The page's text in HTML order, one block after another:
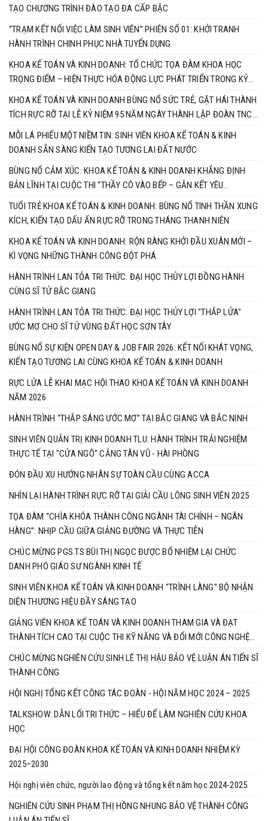
TẠO CHƯƠNG TRÌNH ĐÀO TẠO ĐA CẤP BẬC
“TRẠM KẾT NỐI VIỆC LÀM SINH VIÊN” PHIÊN SỐ 01: KHỞI TRANH
HÀNH TRÌNH CHINH PHỤC NHÀ TUYỂN DỤNG
KHOA KẾ TOÁN VÀ KINH DOANH: TỔ CHỨC TỌA ĐÀM KHOA HỌC
TRỌNG ĐIỂM – HIỆN THỰC HÓA ĐỘNG LỰC PHÁT TRIỂN TRONG KỶ
NGUYÊN MỚI
KHOA KẾ TOÁN VÀ KINH DOANH BÙNG NỔ SỨC TRẺ, GẶT HÁI THÀNH
TÍCH RỰC RỠ TẠI LỄ KỶ NIỆM 95 NĂM NGÀY THÀNH LẬP ĐOÀN TNCS
HỒ CHÍ MINH
MỖI LÁ PHIẾU MỘT NIỀM TIN: SINH VIÊN KHOA KẾ TOÁN & KINH
DOANH SẴN SÀNG KIẾN TẠO TƯƠNG LAI ĐẤT NƯỚC
BÙNG NỔ CẢM XÚC: KHOA KẾ TOÁN & KINH DOANH KHẲNG ĐỊNH
BẢN LĨNH TẠI CUỘC THI “THẦY CÔ VÀO BẾP – GẮN KẾT YÊU
THƯƠNG”
TUỔI TRẺ KHOA KẾ TOÁN & KINH DOANH: BÙNG NỔ TINH THẦN XUNG
KÍCH, KIẾN TẠO DẤU ẤN RỰC RỠ TRONG THÁNG THANH NIÊN
KHOA KẾ TOÁN VÀ KINH DOANH: RỘN RÀNG KHỞI ĐẦU XUÂN MỚI –
KÌ VỌNG NHỮNG THÀNH CÔNG ĐỘT PHÁ
HÀNH TRÌNH LAN TỎA TRI THỨC: ĐẠI HỌC THỦY LỢI ĐỒNG HÀNH
CÙNG SĨ TỬ BẮC GIANG
HÀNH TRÌNH LAN TỎA TRI THỨC: ĐẠI HỌC THỦY LỢI "THẮP LỬA"
ƯỚC MƠ CHO SĨ TỬ VÙNG ĐẤT HỌC SƠN TÂY
BÙNG NỔ SỰ KIỆN OPEN DAY & JOB FAIR 2026: KẾT NỐI KHÁT VỌNG,
KIẾN TẠO TƯƠNG LAI CÙNG KHOA KẾ TOÁN & KINH DOANH
RỰC LỬA LỄ KHAI MẠC HỘI THAO KHOA KẾ TOÁN VÀ KINH DOANH
NĂM 2026
HÀNH TRÌNH “THẮP SÁNG ƯỚC MƠ” TẠI BẮC GIANG VÀ BẮC NINH
SINH VIÊN QUẢN TRỊ KINH DOANH TLU: HÀNH TRÌNH TRẢI NGHIỆM
THỰC TẾ TẠI "CỬA NGÕ" CẢNG TÂN VŨ - HÀI PHÒNG
ĐÓN ĐẦU XU HƯỚNG NHÂN SỰ TOÀN CẦU CÙNG ACCA
NHÌN LẠI HÀNH TRÌNH RỰC RỠ TẠI GIẢI CẦU LÔNG SINH VIÊN 2025
TỌA ĐÀM “CHÌA KHÓA THÀNH CÔNG NGÀNH TÀI CHÍNH – NGÂN
HÀNG”: NHỊP CẦU GIỮA GIẢNG ĐƯỜNG VÀ THỰC TIỄN
CHÚC MỪNG PGS.TS BÙI THỊ NGỌC ĐƯỢC BỔ NHIỆM LẠI CHỨC
DANH PHÓ GIÁO SƯ NGÀNH KINH TẾ
SINH VIÊN KHOA KẾ TOÁN VÀ KINH DOANH "TRÌNH LÀNG" BỘ NHẬN
DIỆN THƯƠNG HIỆU ĐẦY SÁNG TẠO
GIẢNG VIÊN KHOA KẾ TOÁN VÀ KINH DOANH THAM GIA VÀ ĐẠT
THÀNH TÍCH CAO TẠI CUỘC THI KỸ NĂNG VÀ ĐỔI MỚI CÔNG NGHỆ
BRICS 2025
CHÚC MỪNG NGHIÊN CỨU SINH LÊ THỊ HẬU BẢO VỆ LUẬN ÁN TIẾN SĨ
THÀNH CÔNG
HỘI NGHỊ TỔNG KẾT CÔNG TÁC ĐOÀN - HỘI NĂM HỌC 2024 – 2025
TALKSHOW: DẪN LỐI TRI THỨC – HIỂU ĐỂ LÀM NGHIÊN CỨU KHOA
HỌC
ĐẠI HỘI CÔNG ĐOÀN KHOA KẾ TOÁN VÀ KINH DOANH NHIỆM KỲ
2025–2030
Hội nghị viên chức, người lao động và tổng kết năm học 2024-2025
NGHIÊN CỨU SINH PHẠM THỊ HỒNG NHUNG BẢO VỆ THÀNH CÔNG